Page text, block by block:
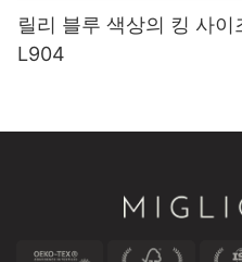
릴리 블루 색상의 킹 사
L904